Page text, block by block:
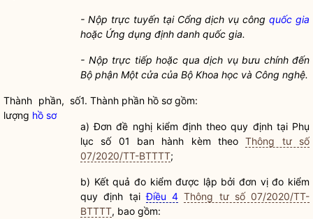
- Nộp trực tuyến tại Cổng dịch vụ côngquốc gia
hoặc Ứng dụng định danh quốc gia.
- Nộp trực tiếp hoặc qua dịch vụ bưu chính đến
Bộ phận Một cửa của Bộ Khoa học và Công nghệ.
Thành phần, số
lượng hồ sơ
1. Thành phần hồ sơ gồm:
a) Đơn đề nghị kiểm định theo quy định tại Phụ
lục số 01 ban hành kèm theoThông tư số
07/2020/TT-BTTTT;
b) Kết quả đo kiểm được lập bởi đơn vị đo kiểm
quy định tạiĐiều 4 Thông tư số 07/2020/TT-
BTTTT, bao gồm: